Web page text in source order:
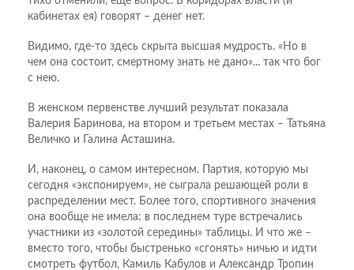
кабинетах ея) говорят – денег нет.
Видимо, где-то здесь скрыта высшая мудрость. «Но в
чем она состоит, смертному знать не дано»... так что бог
с нею.
В женском первенстве лучший результат показала
Валерия Баринова, на втором и третьем местах – Татьяна
Величко и Галина Асташина.
И, наконец, о самом интересном. Партия, которую мы
сегодня «экспонируем», не сыграла решающей роли в
распределении мест. Более того, спортивного значения
она вообще не имела: в последнем туре встречались
участники из «золотой середины» таблицы. И что же –
вместо того, чтобы быстренько «сгонять» ничью и идти
смотреть футбол, Камиль Кабулов и Александр Тропин